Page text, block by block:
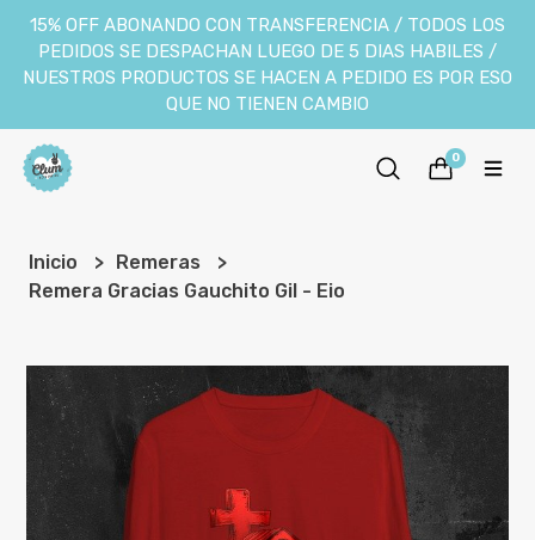
15% OFF ABONANDO CON TRANSFERENCIA / TODOS LOS
PEDIDOS SE DESPACHAN LUEGO DE 5 DIAS HABILES /
NUESTROS PRODUCTOS SE HACEN A PEDIDO ES POR ESO
QUE NO TIENEN CAMBIO
0
Inicio
Remeras
Remera Gracias Gauchito Gil - Eio